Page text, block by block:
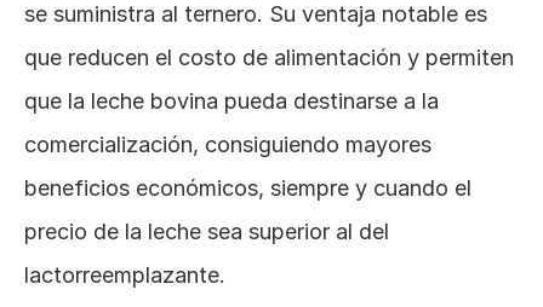
se suministra al ternero. Su ventaja notable es
que reducen el costo de alimentación y permiten
que la leche bovina pueda destinarse a la
comercialización, consiguiendo mayores
beneficios económicos, siempre y cuando el
precio de la leche sea superior al del
lactorreemplazante.